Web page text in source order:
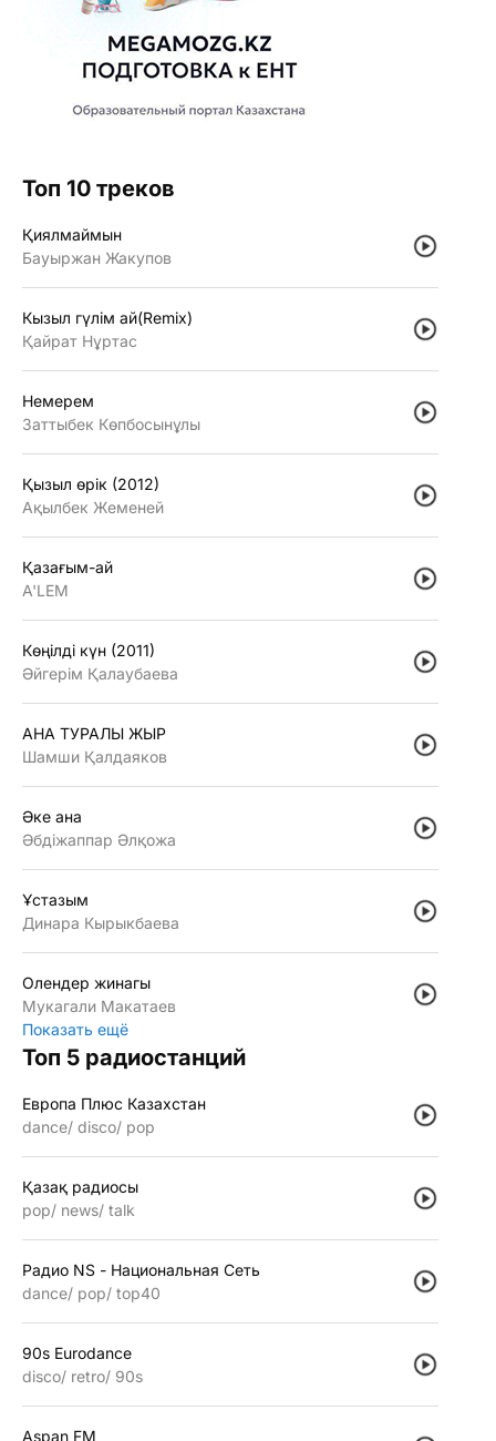
Топ 10 треков
Қиялмаймын
Бауыржан Жакупов
Кызыл гүлiм ай(Remix)
Қайрат Нұртас
Немерем
Заттыбек Көпбосынұлы
Қызыл өрiк (2012)
Ақылбек Жеменей
Қазағым-ай
A'LEM
Көңiлдi күн (2011)
Әйгерiм Қалаубаева
АНА ТУРАЛЫ ЖЫР
Шамши Қалдаяков
Әке ана
Әбдiжаппар Әлқожа
Ұстазым
Динара Кырыкбаева
Олендер жинагы
Мукагали Макатаев
Показать ещё
Топ 5 радиостанций
Европа Плюс Казахстан
dance disco pop
Қазақ радиосы
pop
news talk
Радио NS - Национальная Сеть
dance pop top40
90s Eurodance
disco retro 90s
Aspan FM